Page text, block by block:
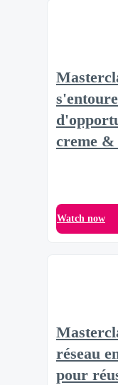
creme &
Watch now
réseau
pour